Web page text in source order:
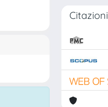
Citazioni